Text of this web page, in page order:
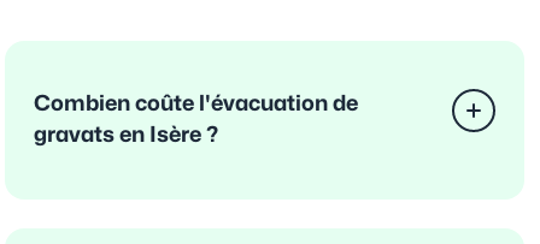
Combien coûte l'évacuation de
gravats en Isère ?